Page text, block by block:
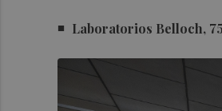
Laboratorios Belloch,